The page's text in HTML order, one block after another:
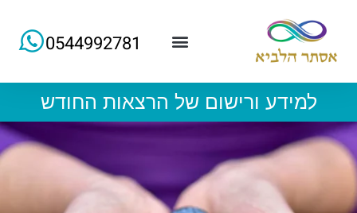
0544992781
למידע ורישום של הרצאות החודש